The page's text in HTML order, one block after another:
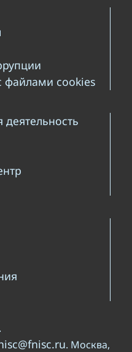
файлами cookies
деятельность
. Москва,